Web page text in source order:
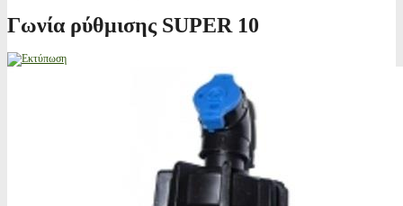
Γωνία ρύθμισης SUPER 10